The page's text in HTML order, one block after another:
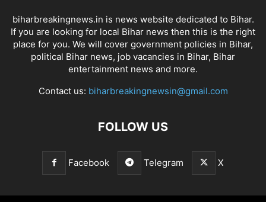
biharbreakingnews.in is news website dedicated to Bihar.
If you are looking for local Bihar news then this is the right
place for you. We will cover government policies in Bihar,
political Bihar news, job vacancies in Bihar, Bihar
entertainment news and more.
Contact us: biharbreakingnewsin@gmail.com
FOLLOW US
Facebook Telegram X